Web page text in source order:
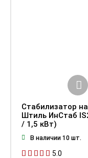
Стабилизатор
Штиль ИнСтаб
/ 1,5 кВт)
В наличии 10 шт.
5.0